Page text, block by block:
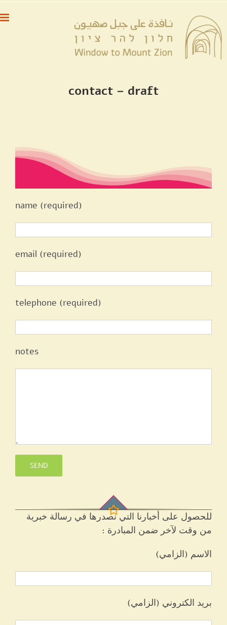
דלג
לתוכן
contact – draft
name (required)
email (required)
telephone (required)
notes
للحصول على أخبارنا التي نصدرها في رسالة خبرية
من وقت لآخر ضمن المبادرة :
الاسم (الزامي)
بريد الكتروني (الزامي)